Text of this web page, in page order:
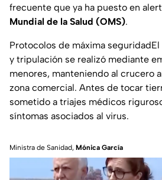
frecuente que ya ha puesto en
Mundial de la Salud (OMS).
Protocolos de máxima
y tripulación se realizó mediante
menores, manteniendo al crucero
zona comercial. Antes de tocar
sometido a triajes médicos
síntomas asociados al virus.
Ministra de Sanidad, Mónica García